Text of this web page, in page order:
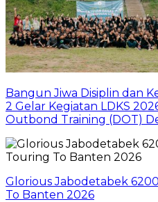
Bangun Jiwa Disiplin dan
2 Gelar Kegiatan LDKS
Outbond Training (DOT)
Glorious Jabodetabek
To Banten 2026